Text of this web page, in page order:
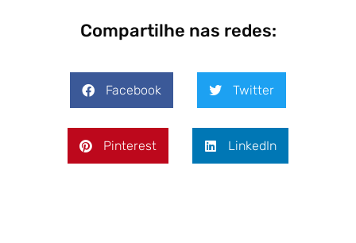
Compartilhe nas redes:
Facebook Twitter
Pinterest LinkedIn